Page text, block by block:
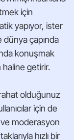
için
yapıyor, ister
çapında
konuşmak
haline getirir.
olduğunuz
için de
moderasyon
hızlı bir